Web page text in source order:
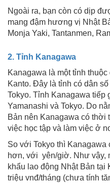
Ngoài ra, bạn còn có dịp
mang đậm hương vị Nhật
Monja Yaki, Tantanmen,
2. Tỉnh Kanagawa
Kanagawa là một tỉnh
Kanto. Đây là tỉnh có dân
Tokyo. Tỉnh Kanagawa tiếp
Yamanashi và Tokyo. Do
Bản nên Kanagawa có thời
việc học tập và làm việc ở
So với Tokyo thì
hơn, với yên/giờ. Như vậy,
khẩu lao động Nhật Bản tại
triệu vnđ/tháng (chưa tính